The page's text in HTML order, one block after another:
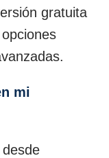
gratuita
mi